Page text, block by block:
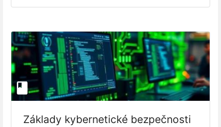
Základy kybernetické bezpečnosti